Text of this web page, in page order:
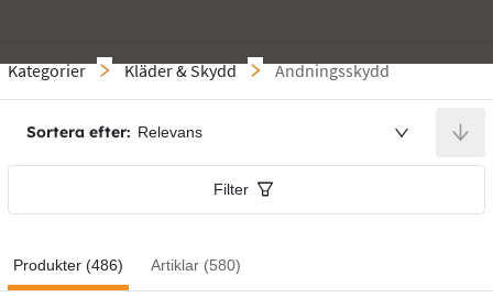
Kategorier Kläder & Skydd Andningsskydd
Sortera efter: Relevans
Filter
Produkter (486) Artiklar (580)